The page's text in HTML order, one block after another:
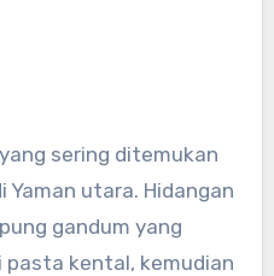
sering ditemukan
Yaman utara. Hidangan
gandum yang
pasta kental, kemudian